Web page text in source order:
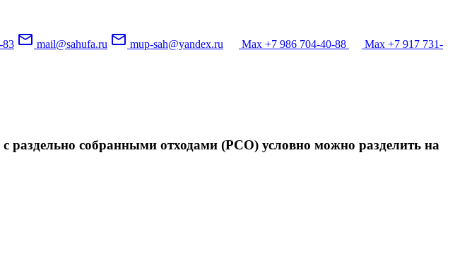
83 mail_outline mail@sahufa.ru mail_outline mup-sah@yandex.ru Max +7 986 704-40-88
Max +7 917 731-
раздельно собранными отходами (РСО) условно можно разделить на